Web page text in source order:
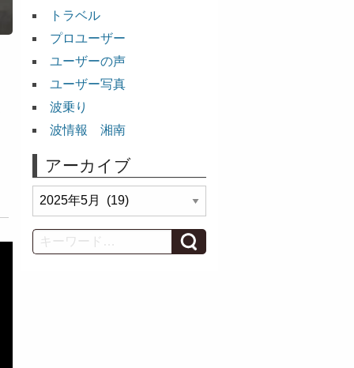
トラベル
プロユーザー
ユーザーの声
ユーザー写真
波乗り
波情報 湘南
アーカイブ
ア
ー
カ
イ
Search